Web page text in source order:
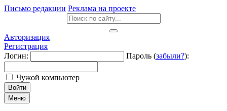
Письмо редакции Реклама на проекте
Авторизация
Регистрация
Логин:
Пароль (забыли?):
Чужой компьютер
Войти
Меню